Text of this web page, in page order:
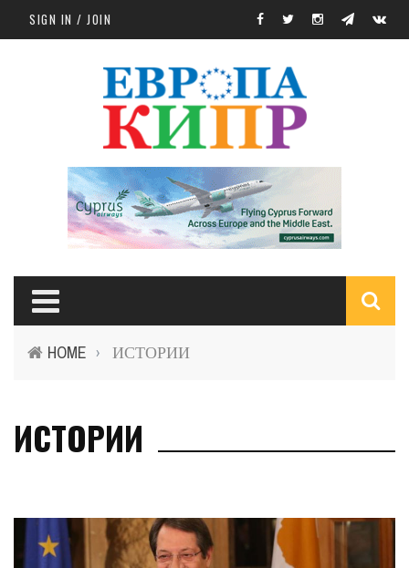
Skip to main content
SIGN IN / JOIN
HOME › ИСТОРИИ
ИСТОРИИ